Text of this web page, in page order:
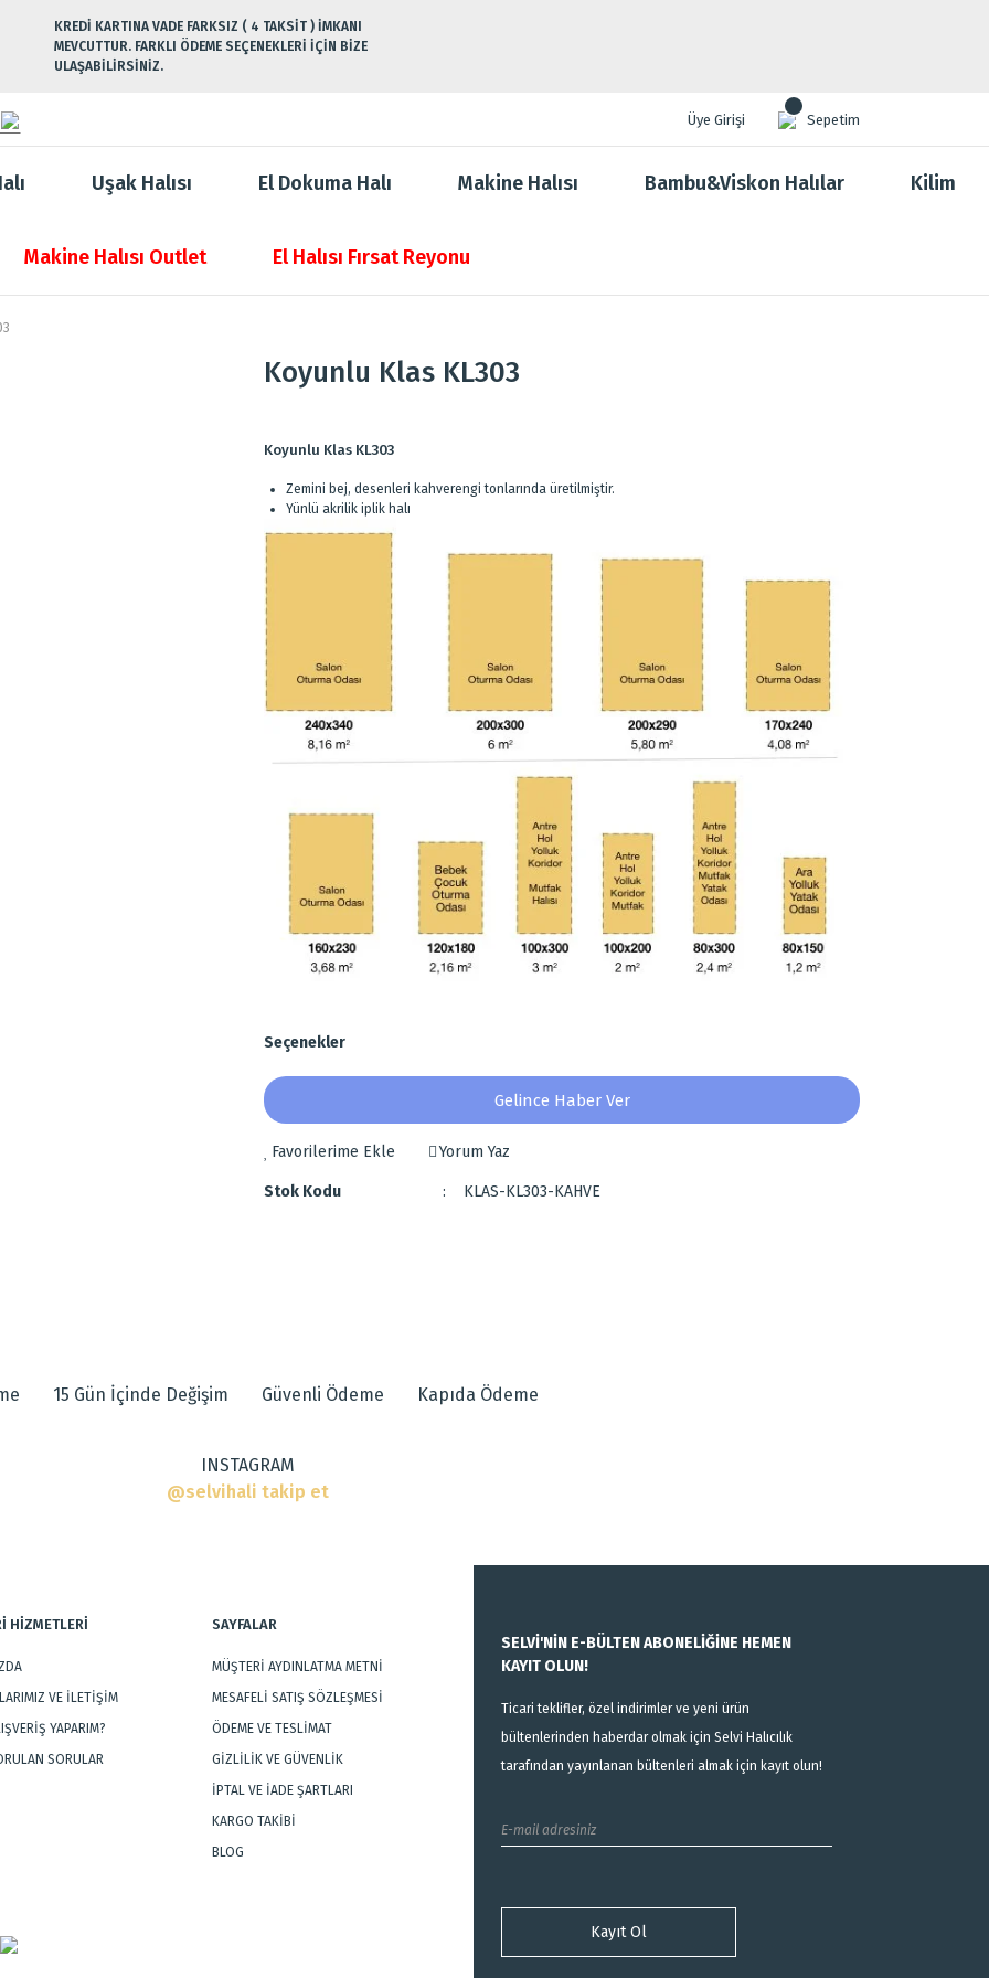
KREDİ KARTINA VADE FARKSIZ ( 4 TAKSİT ) İMKANI
MEVCUTTUR. FARKLI ÖDEME SEÇENEKLERİ İÇİN BİZE
ULAŞABİLİRSİNİZ.
Üye Girişi Sepetim
Uşak Halısı El Dokuma Halı Makine Halısı Bambu&Viskon Halılar Kilim
Makine Halısı Outlet El Halısı Fırsat Reyonu
Koyunlu Klas KL303
Koyunlu Klas KL303
Zemini bej, desenleri kahverengi tonlarında üretilmiştir.
Yünlü akrilik iplik halı
Seçenekler
Gelince Haber Ver
Yorum Yaz
Stok Kodu KLAS-KL303-KAHVE
Gönder
15 Gün İçinde Değişim Güvenli Ödeme Kapıda Ödeme
INSTAGRAM
@selvihali takip et
HİZMETLERİ
VE İLETİŞİM
YAPARIM?
SORULAR
SAYFALAR
MÜŞTERİ AYDINLATMA METNİ
MESAFELİ SATIŞ SÖZLEŞMESİ
ÖDEME VE TESLİMAT
GİZLİLİK VE GÜVENLİK
İPTAL VE İADE ŞARTLARI
KARGO TAKİBİ
BLOG
SELVİ'NİN E-BÜLTEN ABONELİĞİNE HEMEN
KAYIT OLUN!
Ticari teklifler, özel indirimler ve yeni ürün
bültenlerinden haberdar olmak için Selvi Halıcılık
tarafından yayınlanan bültenleri almak için kayıt olun!
Kayıt Ol